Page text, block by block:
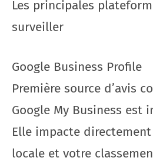
Les principales
surveiller
Google Business Profile
Première source d’avis
Google My Business est
Elle impacte
locale et votre